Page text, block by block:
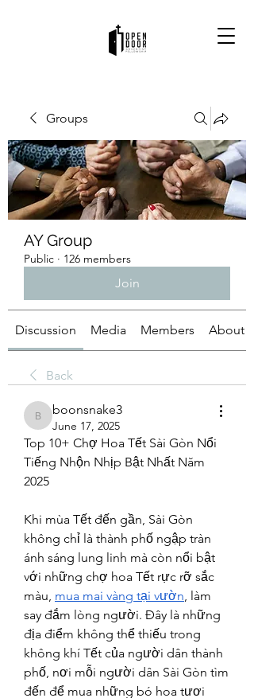
Groups
AY Group
Public · 126 members
Join
Discussion Media Members About
Back
boonsnake3
boonsnake3
June 17, 2025
Top 10+ Chợ Hoa Tết Sài Gòn Nổi
Tiếng Nhộn Nhịp Bật Nhất Năm
2025
Khi mùa Tết đến gần, Sài Gòn
không chỉ là thành phố ngập tràn
ánh sáng lung linh mà còn nổi bật
với những chợ hoa Tết rực rỡ sắc
màu, mua mai vàng tại vườn, làm
say đắm lòng người. Đây là những
địa điểm không thể thiếu trong
không khí Tết của người dân thành
phố, nơi mỗi người dân Sài Gòn tìm
đến để mua những bó hoa tươi